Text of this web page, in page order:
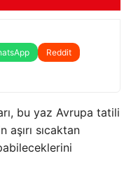
Reddit
bu yaz Avrupa tatili
sıcaktan